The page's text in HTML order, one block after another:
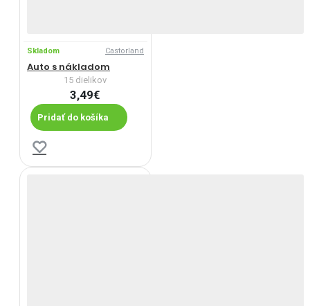
Skladom Castorland
Auto s nákladom
15 dielikov
3,49€
Pridať do košíka